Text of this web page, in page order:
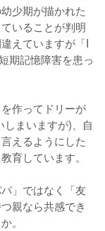
少期が描かれた
いることが判明
えていますが「I
期記憶障害を患っ
作ってドリーが
まいますが)、自
えるようにした
育しています。
」ではなく「友
親なら共感でき
。